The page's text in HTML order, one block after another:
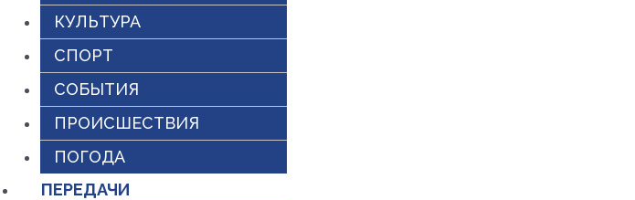
КУЛЬТУРА
СПОРТ
СОБЫТИЯ
ПРОИСШЕСТВИЯ
ПОГОДА
ПЕРЕДАЧИ